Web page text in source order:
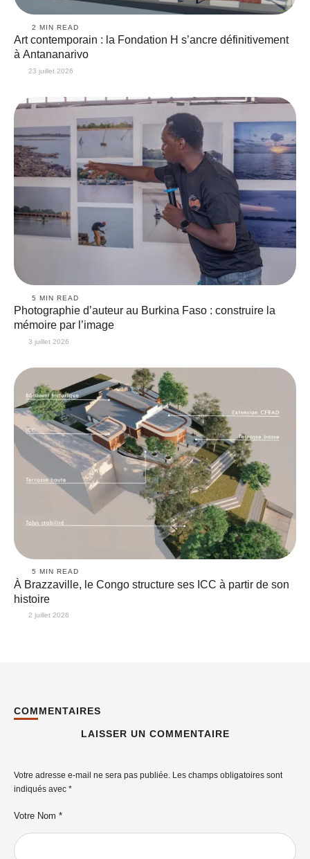
2 MIN READ
Art contemporain : la Fondation H s’ancre définitivement
à Antananarivo
23 juillet 2026
5 MIN READ
Photographie d’auteur au Burkina Faso : construire la
mémoire par l’image
3 juillet 2026
5 MIN READ
À Brazzaville, le Congo structure ses ICC à partir de son
histoire
2 juillet 2026
COMMENTAIRES
LAISSER UN COMMENTAIRE
Votre adresse e-mail ne sera pas publiée. Les champs obligatoires sont
indiqués avec *
Votre Nom *